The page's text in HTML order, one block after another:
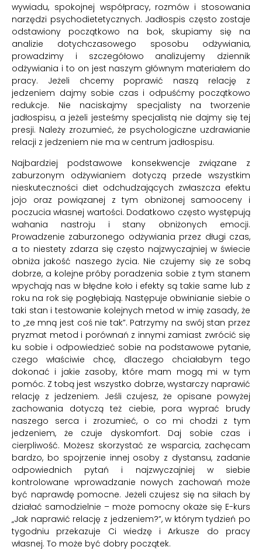
wywiadu, spokojnej współpracy, rozmów i stosowania
narzędzi psychodietetycznych. Jadłospis często zostaje
odstawiony początkowo na bok, skupiamy się na
analizie dotychczasowego sposobu odżywiania,
prowadzimy i szczegółowo analizujemy dziennik
odżywiania i to on jest naszym głównym materiałem do
pracy. Jeżeli chcemy poprawić naszą relację z
jedzeniem dajmy sobie czas i odpuśćmy początkowo
redukcje. Nie naciskajmy specjalisty na tworzenie
jadłospisu, a jeżeli jesteśmy specjalistą nie dajmy się tej
presji. Należy zrozumieć, że psychologiczne uzdrawianie
relacji z jedzeniem nie ma w centrum jadłospisu.
Najbardziej podstawowe konsekwencje związane z
zaburzonym odżywianiem dotyczą przede wszystkim
nieskuteczności diet odchudzających zwłaszcza efektu
jojo oraz powiązanej z tym obniżonej samooceny i
poczucia własnej wartości. Dodatkowo często występują
wahania nastroju i stany obniżonych emocji.
Prowadzenie zaburzonego odżywiania przez długi czas,
a to niestety zdarza się często najzwyczajniej w świecie
obniża jakość naszego życia. Nie czujemy się ze sobą
dobrze, a kolejne próby poradzenia sobie z tym stanem
wpychają nas w błędne koło i efekty są takie same lub z
roku na rok się pogłębiają. Następuje obwinianie siebie o
taki stan i testowanie kolejnych metod w imię zasady, że
to „ze mną jest coś nie tak”. Patrzymy na swój stan przez
pryzmat metod i porównań z innymi zamiast zwrócić się
ku sobie i odpowiedzieć sobie na podstawowe pytanie,
czego właściwie chcę, dlaczego chciałabym tego
dokonać i jakie zasoby, które mam mogą mi w tym
pomóc. Z tobą jest wszystko dobrze, wystarczy naprawić
relację z jedzeniem. Jeśli czujesz, że opisane powyżej
zachowania dotyczą też ciebie, pora wyprać brudy
naszego serca i zrozumieć, o co mi chodzi z tym
jedzeniem, że czuje dyskomfort. Daj sobie czas i
cierpliwość. Możesz skorzystać ze wsparcia, zachęcam
bardzo, bo spojrzenie innej osoby z dystansu, zadanie
odpowiednich pytań i najzwyczajniej w siebie
kontrolowane wprowadzanie nowych zachowań może
być naprawdę pomocne. Jeżeli czujesz się na siłach by
działać samodzielnie – może pomocny okaże się E-kurs
„Jak naprawić relację z jedzeniem?”, w którym tydzień po
tygodniu przekazuje Ci wiedzę i Arkusze do pracy
własnej. To może być dobry początek.